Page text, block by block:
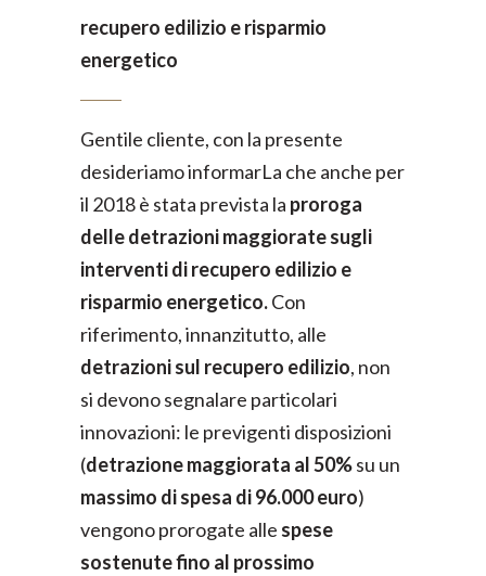
recupero edilizio e risparmio
energetico
Gentile cliente, con la presente
desideriamo informarLa che anche per
il 2018 è stata prevista la proroga
delle detrazioni maggiorate sugli
interventi di recupero edilizio e
risparmio energetico.Con
riferimento, innanzitutto, alle
detrazioni sul recupero edilizio, non
si devono segnalare particolari
innovazioni: le previgenti disposizioni
(detrazione maggiorata al 50%su un
massimo di spesa di 96.000 euro)
vengono prorogate alle spese
sostenute fino al prossimo